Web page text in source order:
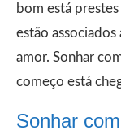
bom está
estão associados
amor. Sonhar
começo está
Sonhar